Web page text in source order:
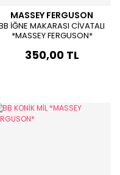
MASSEY FERGUSON
İĞNE MAKARASI CİVATALI
*MASSEY FERGUSON*
350,00 TL